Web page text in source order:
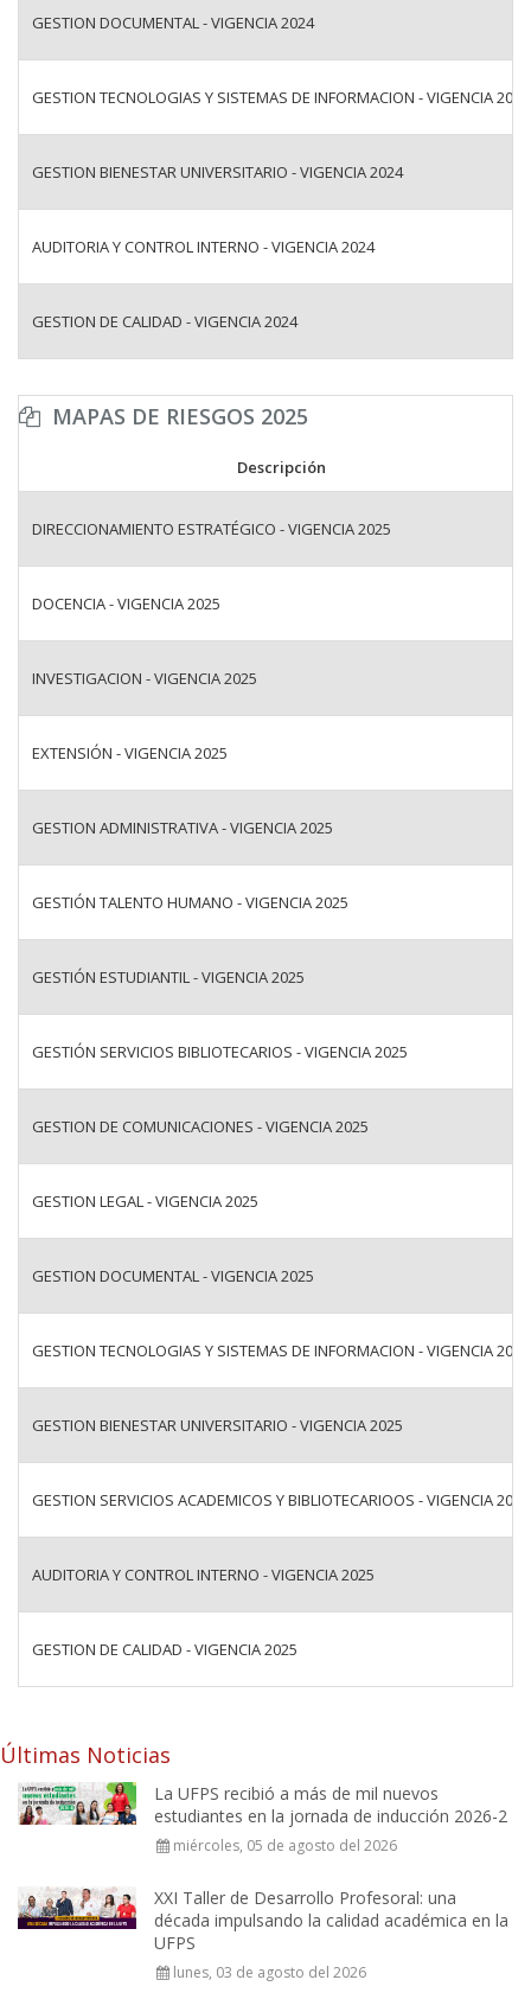
GESTION DOCUMENTAL - VIGENCIA 2024
GESTION TECNOLOGIAS Y SISTEMAS DE INFORMACION - VIGENCIA 2024
GESTION BIENESTAR UNIVERSITARIO - VIGENCIA 2024
AUDITORIA Y CONTROL INTERNO - VIGENCIA 2024
GESTION DE CALIDAD - VIGENCIA 2024
MAPAS DE RIESGOS 2025
Descripción
DIRECCIONAMIENTO ESTRATÉGICO - VIGENCIA 2025
DOCENCIA - VIGENCIA 2025
INVESTIGACION - VIGENCIA 2025
EXTENSIÓN - VIGENCIA 2025
GESTION ADMINISTRATIVA - VIGENCIA 2025
GESTIÓN TALENTO HUMANO - VIGENCIA 2025
GESTIÓN ESTUDIANTIL - VIGENCIA 2025
GESTIÓN SERVICIOS BIBLIOTECARIOS - VIGENCIA 2025
GESTION DE COMUNICACIONES - VIGENCIA 2025
GESTION LEGAL - VIGENCIA 2025
GESTION DOCUMENTAL - VIGENCIA 2025
GESTION TECNOLOGIAS Y SISTEMAS DE INFORMACION - VIGENCIA 2025
GESTION BIENESTAR UNIVERSITARIO - VIGENCIA 2025
GESTION SERVICIOS ACADEMICOS Y BIBLIOTECARIOOS - VIGENCIA 2025
AUDITORIA Y CONTROL INTERNO - VIGENCIA 2025
GESTION DE CALIDAD - VIGENCIA 2025
Últimas Noticias
La UFPS recibió a más de mil nuevos
estudiantes en la jornada de inducción 2026-2
miércoles, 05 de agosto del 2026
XXI Taller de Desarrollo Profesoral: una
década impulsando la calidad académica en la
UFPS
lunes, 03 de agosto del 2026